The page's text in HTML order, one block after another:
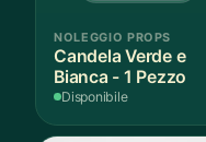
NOLEGGIO PROPS
Candela Verde e
Bianca - 1 Pezzo
Disponibile